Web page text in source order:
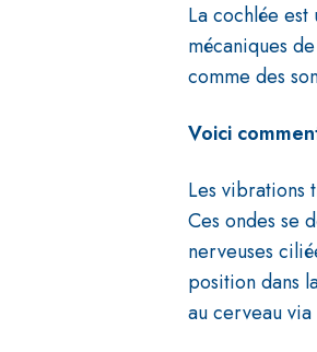
La cochlée
mécaniques
comme des
Voici
Les vibrations
Ces ondes se
nerveuses
position dans
au cerveau